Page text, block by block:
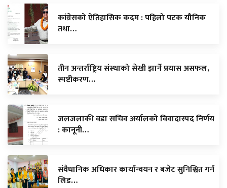
कांग्रेसको ऐतिहासिक कदम : पहिलो पटक यौनिक
तथा…
तीन अन्तर्राष्ट्रिय संस्थाको सेखी झार्ने प्रयास असफल,
स्पष्टीकरण…
जलजलाकी वडा सचिव अर्यालको विवादास्पद निर्णय
: कानूनी…
संवैधानिक अधिकार कार्यान्वयन र बजेट सुनिश्चित गर्न
लिड…